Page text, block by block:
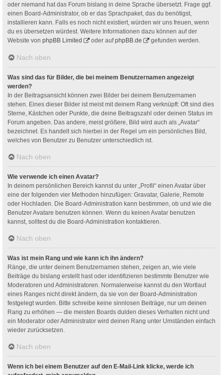
oder niemand hat das Forum bislang in deine Sprache übersetzt. Frage ggf.
einen Board-Administrator, ob er das Sprachpaket, das du benötigst,
installieren kann. Falls es noch nicht existiert, würden wir uns freuen, wenn
du es übersetzen würdest. Weitere Informationen dazu können auf der
Website von phpBB Limited oder aufphpBB.de gefunden werden.
Nach oben
Was sind das für Bilder, die bei meinem Benutzernamen angezeigt
werden?
In der Beitragsansicht können zwei Bilder bei deinem Benutzernamen
stehen. Eines dieser Bilder ist meist mit deinem Rang verknüpft: Oft sind dies
Sterne, Kästchen oder Punkte, die deine Beitragszahl oder deinen Status im
Forum angeben. Das andere, meist größere, Bild wird auch als „Avatar“
bezeichnet. Es handelt sich hierbei in der Regel um ein persönliches Bild,
welches von Benutzer zu Benutzer unterschiedlich ist.
Nach oben
Wie verwende ich einen Avatar?
In deinem persönlichen Bereich kannst du unter „Profil“ einen Avatar über
eine der folgenden vier Methoden hinzufügen: Gravatar, Galerie, Remote
oder Hochladen. Die Board-Administration kann bestimmen, ob und wie die
Benutzer Avatare benutzen können. Wenn du keinen Avatar benutzen
kannst, solltest du die Board-Administration kontaktieren.
Nach oben
Was ist mein Rang und wie kann ich ihn ändern?
Ränge, die unter deinem Benutzernamen stehen, zeigen an, wie viele
Beiträge du bislang erstellt hast oder identifizieren bestimmte Benutzer wie
Moderatoren und Administratoren. Normalerweise kannst du den Wortlaut
eines Ranges nicht direkt ändern, da sie von der Board-Administration
festgelegt wurden. Bitte schreibe keine sinnlosen Beiträge, nur um deinen
Rang zu erhöhen — die meisten Boards dulden dieses Verhalten nicht und
ein Moderator oder Administrator wird deinen Rang unter Umständen einfach
wieder zurücksetzen.
Nach oben
Wenn ich bei einem Benutzer auf den E-Mail-Link klicke, werde ich